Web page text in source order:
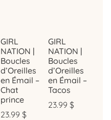
GIRL
NATION |
Boucles
d’Oreilles
en Émail –
Chat
prince
23.99 $
GIRL
NATION |
Boucles
d’Oreilles
en Émail –
Tacos
23.99 $